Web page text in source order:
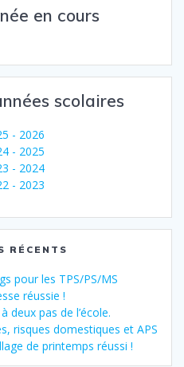
en cours
scolaires
- 2026
- 2025
- 2024
- 2023
RÉCENTS
pour les TPS/PS/MS
réussie !
deux pas de l’école.
risques domestiques et APS
de printemps réussi !